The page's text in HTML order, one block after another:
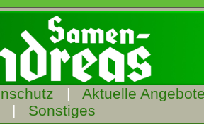
| Aktuelle
| Sonstiges